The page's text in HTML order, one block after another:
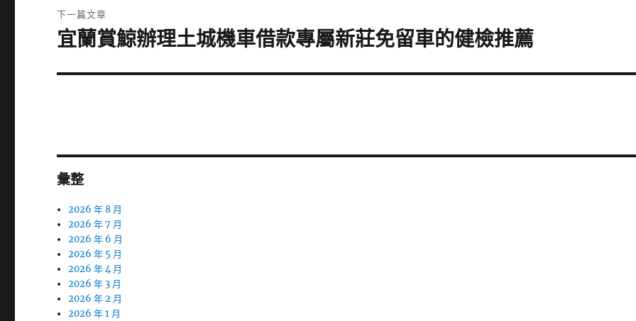
文
章:
下一篇文章
下
篇
宜蘭賞鯨辦理土城機車借款專屬新莊免留車的健檢推薦
彙整
2026 年 8 月
2026 年 7 月
2026 年 6 月
2026 年 5 月
2026 年 4 月
2026 年 3 月
2026 年 2 月
2026 年 1 月